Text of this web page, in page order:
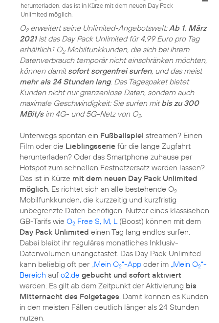
herunterladen, das ist in Kürze mit dem neuen Day Pack
Unlimited möglich.
O2erweitert seine Unlimited-Angebotswelt:Ab 1. März
2021ist das Day Pack Unlimited für 4,99 Euro pro Tag
erhältlich. 1O2Mobilfunkkunden, die sich bei ihrem
Datenverbrauch temporär nicht einschränken möchten,
können damitsofort sorgenfrei surfen, und das meist
mehr als 24 Stunden lang. Das Tagespaket bietet
Kunden nicht nur grenzenlose Daten, sondern auch
maximale Geschwindigkeit: Sie surfen mitbis zu 300
MBit/sim 4G- und 5G-Netz von O2.
Unterwegs spontan ein Fußballspiel streamen? Einen
Film oder die Lieblingsserie für die lange Zugfahrt
herunterladen? Oder das Smartphone zuhause per
Hotspot zum schnellen Festnetzersatz werden lassen?
Das ist in Kürze mit dem neuen Day Pack Unlimited
möglich . Es richtet sich an alle bestehende O2
Mobilfunkkunden, die kurzzeitig und kurzfristig
unbegrenzte Daten benötigen. Nutzer eines klassischen
GB-Tarifs wie O2 Free S, M, L (Boost) können mit dem
Day Pack Unlimited einen Tag lang endlos surfen.
Dabei bleibt ihr reguläres monatliches Inklusiv-
Datenvolumen unangetastet. Das Day Pack Unlimited
kann beliebig oft per „Mein O2“-App oder im „Mein O2“-
Bereich auf o2.de gebucht und sofort aktiviert
werden. Es gilt ab dem Zeitpunkt der Aktivierung bis
Mitternacht des Folgetages . Damit können es Kunden
in den meisten Fällen deutlich länger als 24 Stunden
nutzen.